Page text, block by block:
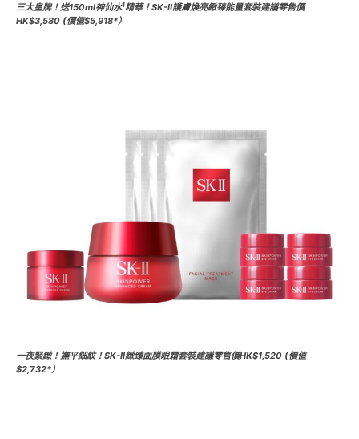
三大皇牌！送150ml神仙水1精華！SK-II護膚煥亮緻臻能量套裝建議零售價
HK$3,580 (價值$5,918*）
一夜緊緻！撫平細紋！SK-II緻臻面膜眼霜套裝建議零售價HK$1,520 (價值
$2,732*）